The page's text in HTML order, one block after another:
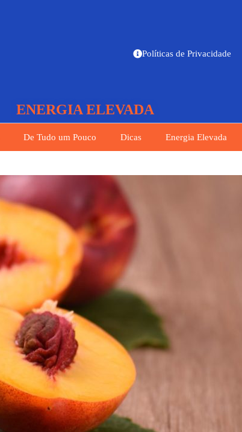
Políticas de Privacidade
ENERGIA ELEVADA
De Tudo um Pouco Dicas Energia Elevada